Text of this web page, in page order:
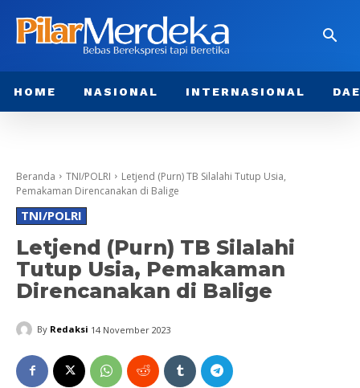
HOME NASIONAL INTERNASIONAL
Beranda TNI/POLRI
Letjend (Purn) TB Silalahi Tutup Usia,
Pemakaman Direncanakan di Balige
TNI/POLRI
Letjend (Purn) TB Silalahi
Tutup Usia, Pemakaman
Direncanakan di Balige
By Redaksi 14 November 2023